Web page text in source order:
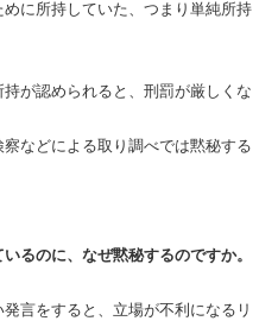
に所持していた、つまり単純所持
が認められると、刑罰が厳しくな
などによる取り調べでは黙秘する
るのに、なぜ黙秘するのですか。
言をすると、立場が不利になるリ